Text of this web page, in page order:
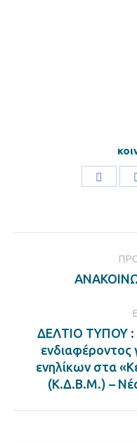
ΔΕΛΤΙΟ ΤΥΠΟΥ :
ενδιαφέροντος
ενηλίκων στα
(Κ.Δ.Β.Μ.) –